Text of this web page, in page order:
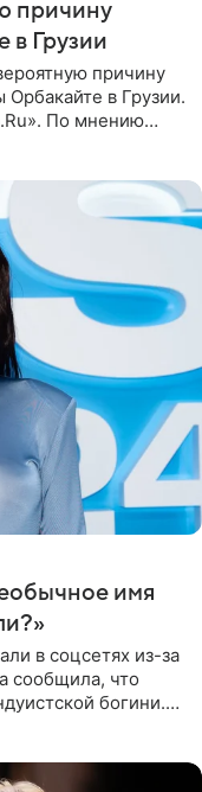
причину
в Грузии
причину
в Грузии.
По мнению
имя
в соцсетях из-за
сообщила, что
богини.